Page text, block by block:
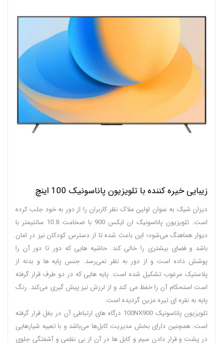
زیبایی خیره کننده با تلویزیون پاناسونیک 100 اینچ
دیزان شیک به عنوان اولین ملاک نظر کاربران را از دور به خود جلب کرده
است. تلویزیون پاناسونیک ان ایکس 900 با ضخامت 10.8 سانتیمتر با
دیوار هماهنگ می‌شود؛ این باعث شده تا از دسترس کودکان نیز در امان
باشد و فضای بیشتری را خالی کند. حاشیه هایی که دور تا دور آن را
پوشش داده است و از دور به نظر نمی‌رسد. جنس پایه ها و بدنه از
پلاستیک مرغوب تشکیل شده است. پایه هایی که در دو طرف قرار گرفته
است استحکام آن را خفظ می کند و از لرزش نیز پیش گیری می‌کند. رنگ
پایه به نقره ای تیره مزین گردیده است.
تلویزیون پاناسونیک 100NX900 درگاه های ارتباطی آن در بغل قرار گرفته
است. همچنین دارای بخش مدیریت کابل‌ها می‌باشد و با تعبیه شیارهایی
در پشت و قرار دادن سیم و کابل ها در آن از بی نظمی و آشفتگی جلوی